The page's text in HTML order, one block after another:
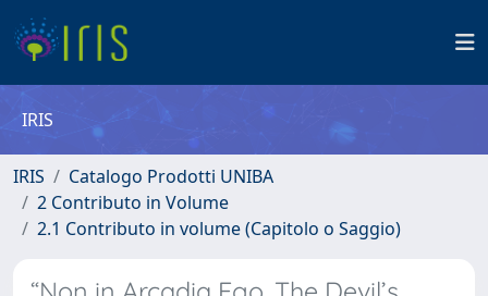
IRIS
IRIS
Catalogo Prodotti UNIBA
2 Contributo in Volume
2.1 Contributo in volume (Capitolo o Saggio)